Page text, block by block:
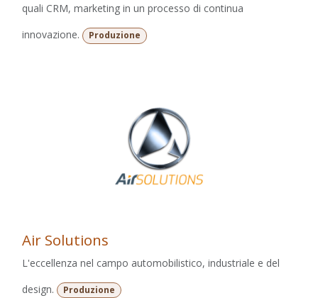
quali CRM, marketing in un processo di continua
innovazione.
Produzione
Air Solutions
L'eccellenza nel campo automobilistico, industriale e del
design.
Produzione